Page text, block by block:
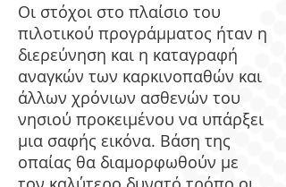
Οι στόχοι στο πλαίσιο του
πιλοτικού προγράμματος ήταν η
διερεύνηση και η καταγραφή
αναγκών των καρκινοπαθών και
άλλων χρόνιων ασθενών του
νησιού προκειμένου να υπάρξει
μια σαφής εικόνα. Βάση της
οπαίας θα διαμορφωθούν με